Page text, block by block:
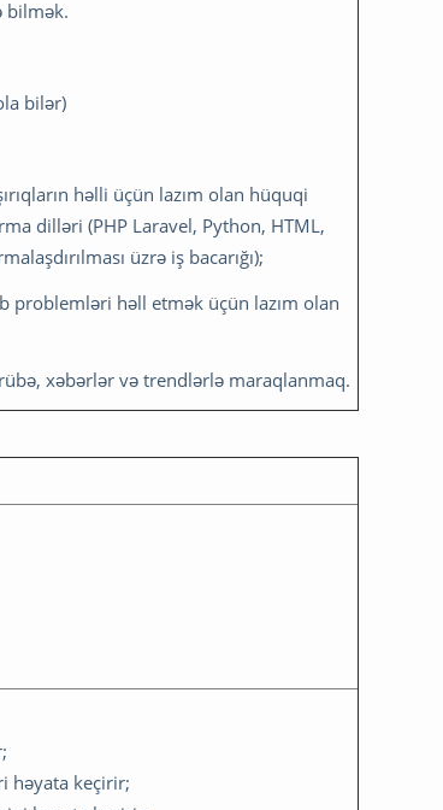
bilmək.
bilər)
həlli üçün lazım olan hüquqi
dilləri (PHP Laravel, Python, HTML,
üzrə iş bacarığı);
problemləri həll etmək üçün lazım olan
xəbərlər və trendlərlə maraqlanmaq.
həyata keçirir;